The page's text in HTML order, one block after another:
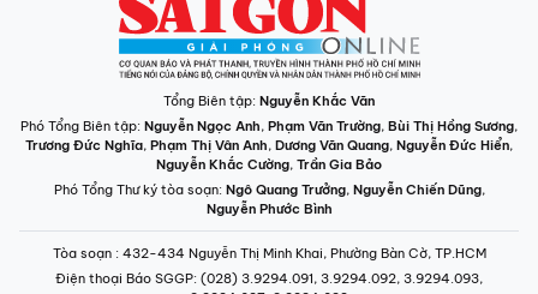
Tổng Biên tập: Nguyễn Khắc Văn
Phó Tổng Biên tập: Nguyễn Ngọc Anh, Phạm Văn Trường, Bùi Thị Hồng Sương,
Trương Đức Nghĩa, Phạm Thị Vân Anh, Dương Văn Quang, Nguyễn Đức Hiển,
Nguyễn Khắc Cường, Trần Gia Bảo
Phó Tổng Thư ký tòa soạn: Ngô Quang Trưởng, Nguyễn Chiến Dũng,
Nguyễn Phước Bình
Tòa soạn : 432-434 Nguyễn Thị Minh Khai, Phường Bàn Cờ, TP.HCM
Điện thoại Báo SGGP: (028) 3.9294.091, 3.9294.092, 3.9294.093,